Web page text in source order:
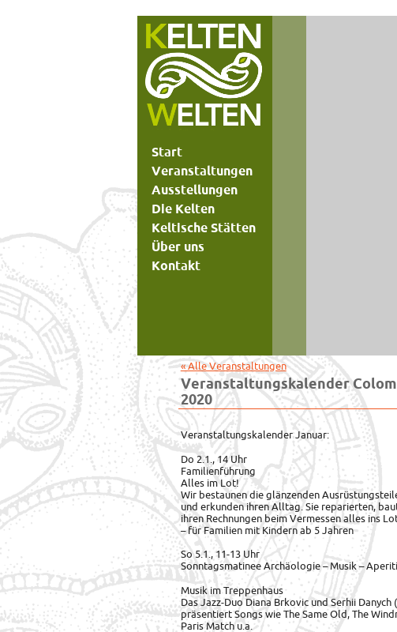
Start
Veranstaltungen
Ausstellungen
Die Kelten
Keltische Stätten
Über uns
Kontakt
« Alle Veranstaltungen
Veranstaltungskalender
2020
Veranstaltungskalender Januar:
Do 2.1., 14 Uhr
Familienführung
Alles im Lot!
Wir bestaunen die glänzenden
und erkunden ihren Alltag. Sie reparierten,
ihren Rechnungen beim Vermessen alles ins
– für Familien mit Kindern ab 5 Jahren
So 5.1., 11-13 Uhr
Sonntagsmatinee Archäologie – Musik –
Musik im Treppenhaus
Das Jazz-Duo Diana Brkovic und Serhii
präsentiert Songs wie The Same Old, The
Paris Match u.a.